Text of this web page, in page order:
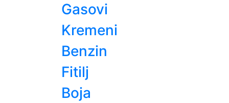
Gasovi
Kremeni
Benzin
Fitilj
Boja